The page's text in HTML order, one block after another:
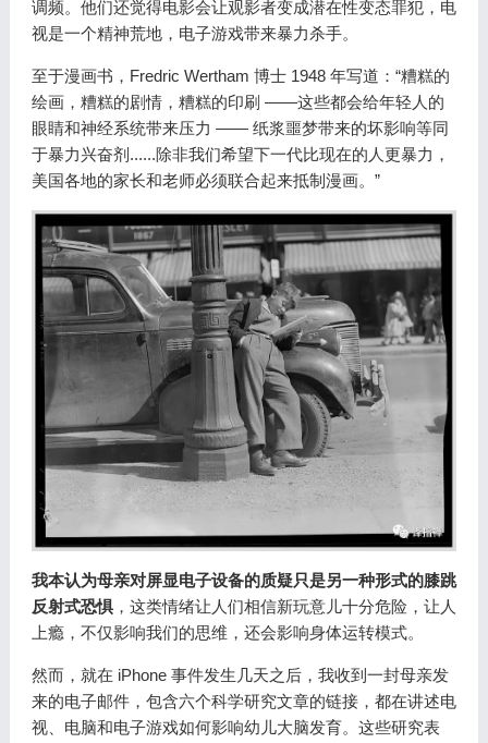
调频。他们还觉得电影会让观影者变成潜在性变态罪犯，电
视是一个精神荒地，电子游戏带来暴力杀手。
至于漫画书，Fredric Wertham 博士 1948 年写道：“糟糕的
绘画，糟糕的剧情，糟糕的印刷 ——这些都会给年轻人的
眼睛和神经系统带来压力 —— 纸浆噩梦带来的坏影响等同
于暴力兴奋剂......除非我们希望下一代比现在的人更暴力，
美国各地的家长和老师必须联合起来抵制漫画。”
我本认为母亲对屏显电子设备的质疑只是另一种形式的膝跳
反射式恐惧，这类情绪让人们相信新玩意儿十分危险，让人
上瘾，不仅影响我们的思维，还会影响身体运转模式。
然而，就在 iPhone 事件发生几天之后，我收到一封母亲发
来的电子邮件，包含六个科学研究文章的链接，都在讲述电
视、电脑和电子游戏如何影响幼儿大脑发育。这些研究表